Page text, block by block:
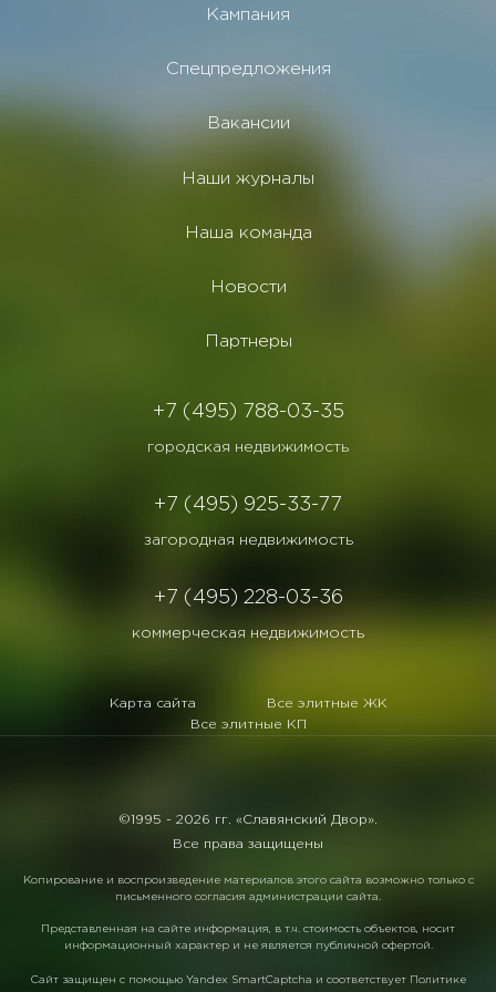
Кампания
Спецпредложения
Вакансии
Наши журналы
Наша команда
Новости
Партнеры
+7 (495) 788-03-35
городская недвижимость
+7 (495) 925-33-77
загородная недвижимость
+7 (495) 228-03-36
коммерческая недвижимость
Карта сайта
Все элитные ЖК
Все элитные КП
©1995 - 2026 гг. «Славянский Двор».
Все права защищены
Копирование и воспроизведение материалов этого сайта возможно только с
письменного согласия администрации сайта.
Представленная на сайте информация, в т.ч. стоимость объектов, носит
информационный характер и не является публичной офертой.
Сайт защищен с помощью Yandex SmartCaptcha и соответствует Политике